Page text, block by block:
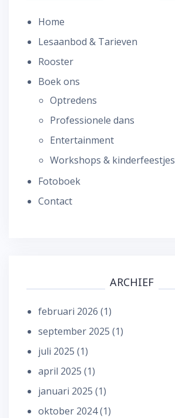
Home
Lesaanbod & Tarieven
Rooster
Boek ons
Optredens
Professionele dans
Entertainment
Workshops & kinderfeestjes
Fotoboek
Contact
ARCHIEF
februari 2026 (1)
september 2025 (1)
juli 2025 (1)
april 2025 (1)
januari 2025 (1)
oktober 2024(1)